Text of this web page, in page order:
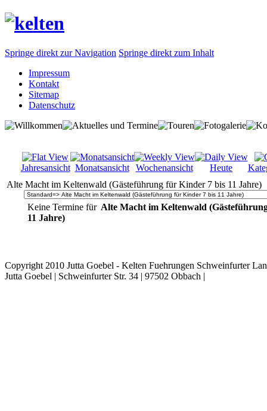
Springe direkt zur Navigation Springe direkt zum Inhalt
Impressum
Kontakt
Sitemap
Datenschutz
Jahresansicht Monatsansicht Wochenansicht Heute
Alte Macht im Keltenwald (Gästeführung für Kinder 7 bis 11 Jahre)
Keine Termine für Alte Macht im Keltenwald
11 Jahre)
Copyright 2010 Jutta Goebel - Kelten Fuehrungen Schweinfurter
Jutta Goebel | Schweinfurter Str. 34 | 97502 Obbach |